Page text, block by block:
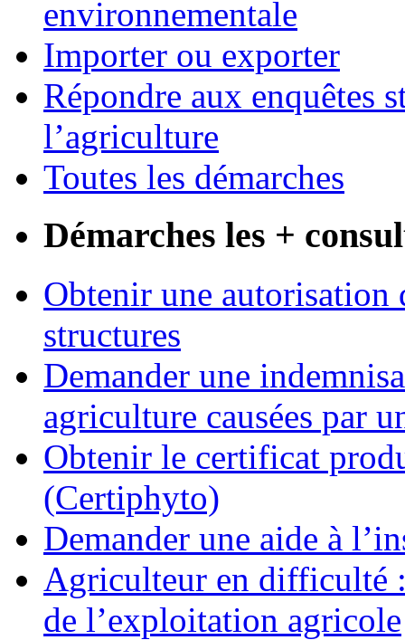
environnementale
Importer ou exporter
Répondre aux enquêtes
l’agriculture
Toutes les démarches
Démarches les +
Obtenir une autorisation
structures
Demander une
agriculture causées par
Obtenir le certificat
(Certiphyto)
Demander une aide à
Agriculteur en difficulté :
de l’exploitation agricole